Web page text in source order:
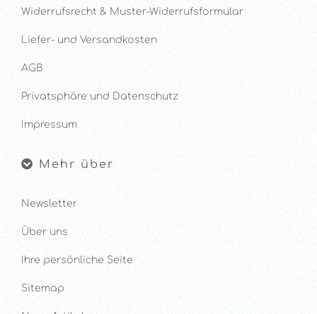
Widerrufsrecht & Muster-Widerrufsformular
Liefer- und Versandkosten
AGB
Privatsphäre und Datenschutz
Impressum
Mehr über
Newsletter
Über uns
Ihre persönliche Seite
Sitemap